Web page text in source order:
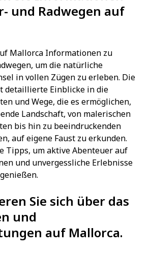
und Radwegen auf
Mallorca Informationen zu
um die natürliche
in vollen Zügen zu erleben. Die
detaillierte Einblicke in die
und Wege, die es ermöglichen,
Landschaft, von malerischen
bis hin zu beeindruckenden
auf eigene Faust zu erkunden.
Tipps, um aktive Abenteuer auf
und unvergessliche Erlebnisse
Sie sich über das
und
auf Mallorca.